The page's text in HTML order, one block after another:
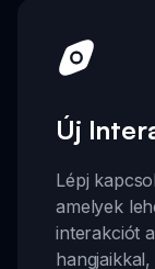
Új
Lépj
amelyek
interakciót